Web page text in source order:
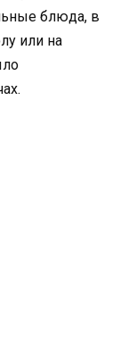
блюда, в
или на